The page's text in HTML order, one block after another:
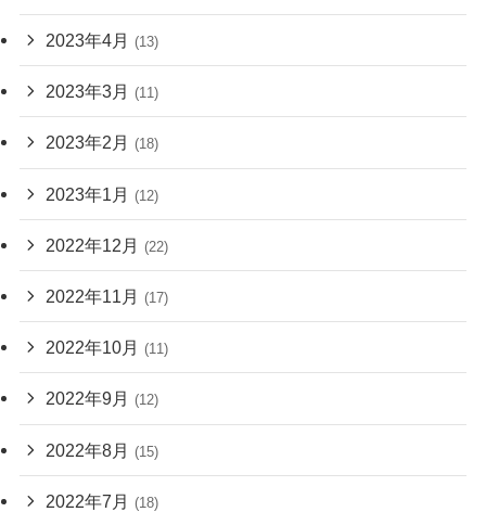
2023年4月 (13)
2023年3月 (11)
2023年2月 (18)
2023年1月 (12)
2022年12月 (22)
2022年11月 (17)
2022年10月 (11)
2022年9月 (12)
2022年8月 (15)
2022年7月 (18)